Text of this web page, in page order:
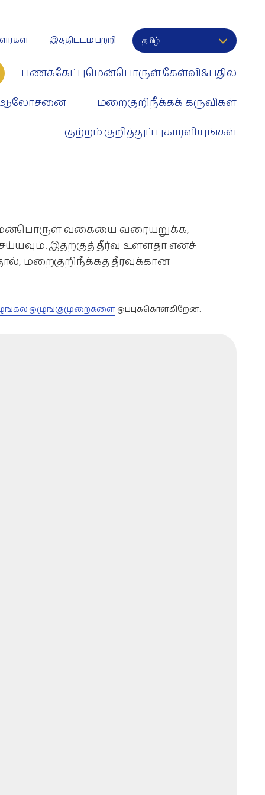
பணக்கேட்புமென்பொருள் கேள்வி&பதில்
ஆலோசனை
மறைகுறிநீக்கக் கருவிகள்
குற்றம் குறித்துப் புகாரளியுங்கள்
இத்திட்டம் பற்றி
வகையை வரையறுக்க,
இதற்குத் தீர்வு உள்ளதா எனச்
மறைகுறிநீக்கத் தீர்வுக்கான
ஒழுங்குமுறைகளை ஒப்புக்கொள்கிறேன்.